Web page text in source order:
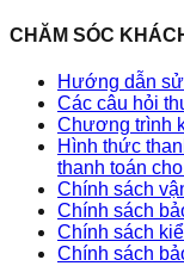
CHĂM SÓC
Hướng dẫn
Các câu hỏi
Chương trình
Hình thức
thanh toán
Chính sách
Chính sách
Chính sách
Chính sách